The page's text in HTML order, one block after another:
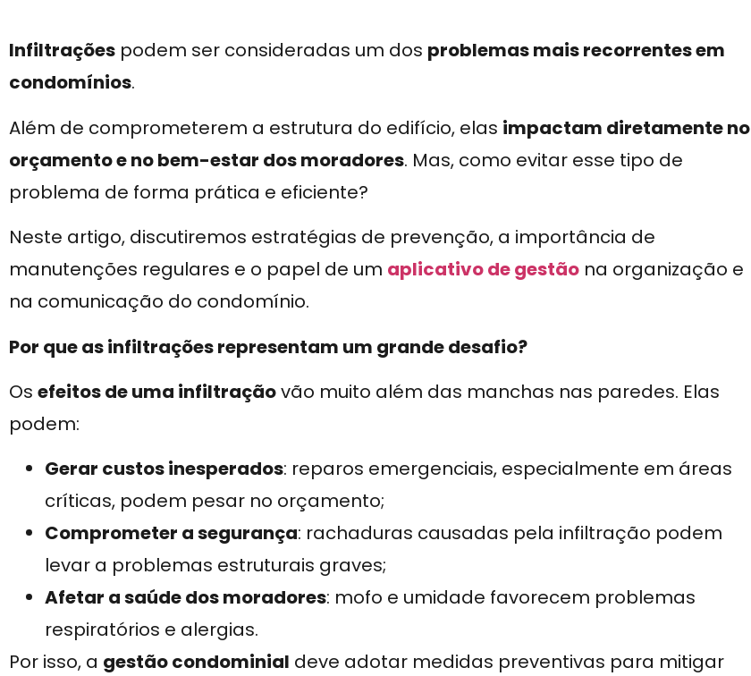
Infiltrações podem ser consideradas um dos problemas mais recorrentes em
condomínios.
Além de comprometerem a estrutura do edifício, elas impactam diretamente no
orçamento e no bem-estar dos moradores. Mas, como evitar esse tipo de
problema de forma prática e eficiente?
Neste artigo, discutiremos estratégias de prevenção, a importância de
manutenções regulares e o papel de um aplicativo de gestão na organização e
na comunicação do condomínio.
Por que as infiltrações representam um grande desafio?
Os efeitos de uma infiltraçãovão muito além das manchas nas paredes. Elas
podem:
Gerar custos inesperados: reparos emergenciais, especialmente em áreas
críticas, podem pesar no orçamento;
Comprometer a segurança: rachaduras causadas pela infiltração podem
levar a problemas estruturais graves;
Afetar a saúde dos moradores: mofo e umidade favorecem problemas
respiratórios e alergias.
Por isso, a gestão condominial deve adotar medidas preventivas para mitigar